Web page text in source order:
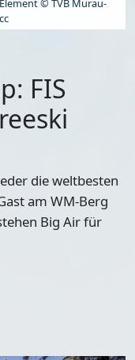
© TVB Murau-
FIS
die weltbesten
am WM-Berg
Big Air für